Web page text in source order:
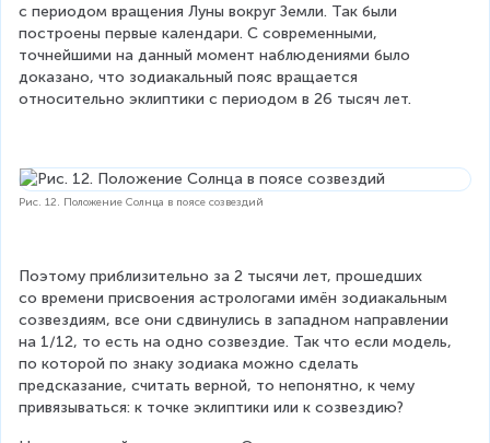
с периодом вращения Луны вокруг Земли. Так были
построены первые календари. С современными,
точнейшими на данный момент наблюдениями было
доказано, что зодиакальный пояс вращается
относительно эклиптики с периодом в 26 тысяч лет.
Рис. 12. Положение Солнца в поясе созвездий
Поэтому приблизительно за 2 тысячи лет, прошедших
со времени присвоения астрологами имён зодиакальным
созвездиям, все они сдвинулись в западном направлении
на 1/12, то есть на одно созвездие. Так что если модель,
по которой по знаку зодиака можно сделать
предсказание, считать верной, то непонятно, к чему
привязываться: к точке эклиптики или к созвездию?